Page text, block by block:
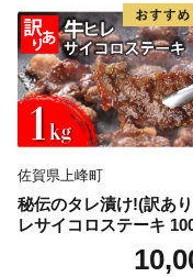
佐賀県上峰町
秘伝のタレ漬け!(訳あ
レサイコロステーキ